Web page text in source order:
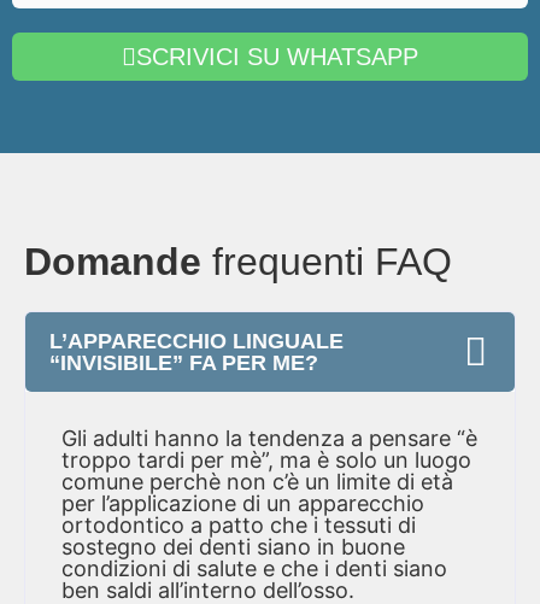
SCRIVICI SU WHATSAPP
Domande frequenti FAQ
L’APPARECCHIO LINGUALE
“INVISIBILE” FA PER ME?
Gli adulti hanno la tendenza a pensare “è
troppo tardi per mè”, ma è solo un luogo
comune perchè non c’è un limite di età
per l’applicazione di un apparecchio
ortodontico a patto che i tessuti di
sostegno dei denti siano in buone
condizioni di salute e che i denti siano
ben saldi all’interno dell’osso.